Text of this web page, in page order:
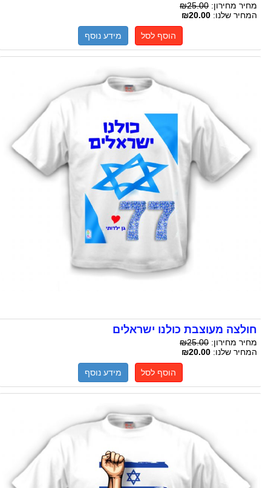
מחיר מחירון:₪25.00
המחיר שלנו:₪20.00
הוסף לסל מידע נוסף
חולצה מעוצבת כולנו ישראלים
מחיר מחירון:₪25.00
המחיר שלנו:₪20.00
הוסף לסל מידע נוסף